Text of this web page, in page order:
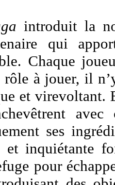
introduit la
qui
Chaque
à jouer, il
et virevoltant.
ses
et inquiétante
pour